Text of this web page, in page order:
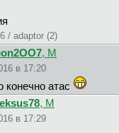
/ adaptor (2)
, М
в 17:20
конечно атас
, М
в 17:29